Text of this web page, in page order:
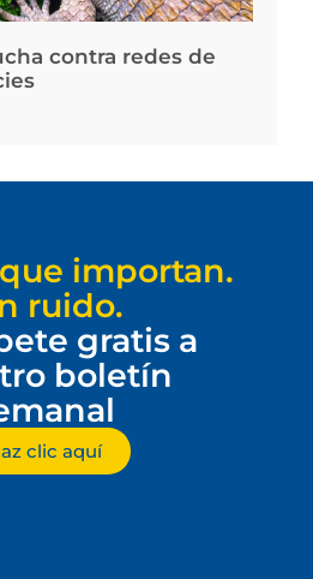
contra redes de
importan.
ruido.
gratis a
boletín
clic aquí